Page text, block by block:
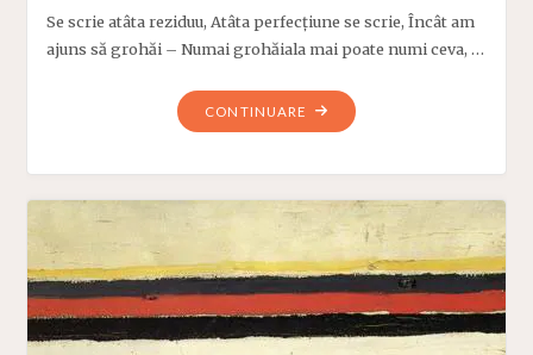
Se scrie atâta reziduu, Atâta perfecțiune se scrie, Încât am
ajuns să grohăi – Numai grohăiala mai poate numi ceva, …
CONTINUARE
"RESPIR
ȘI